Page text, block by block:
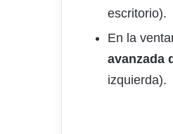
escritorio).
En la
avanzada
izquierda).